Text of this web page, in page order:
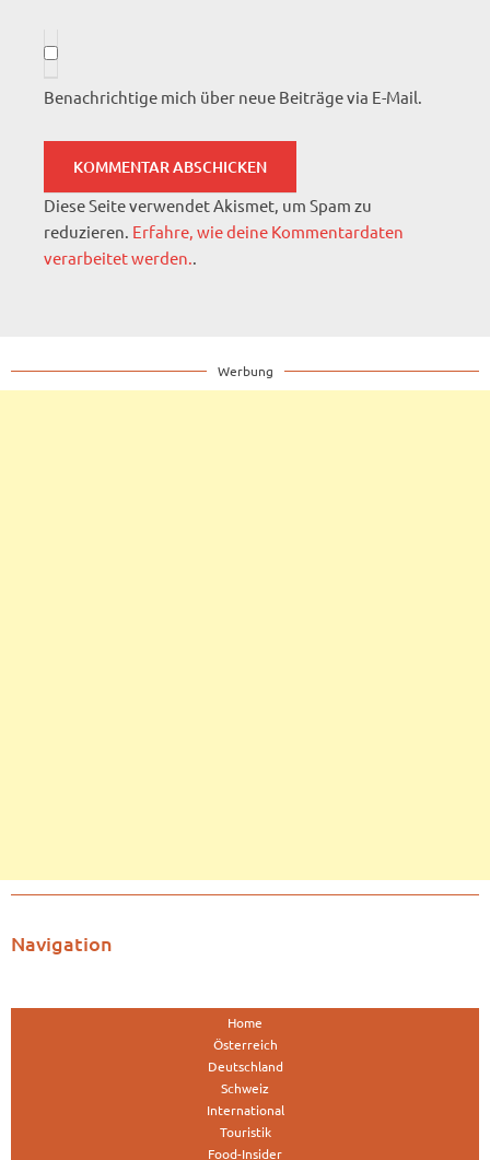
Benachrichtige mich über neue Beiträge via E-Mail.
Diese Seite verwendet Akismet, um Spam zu
reduzieren. Erfahre, wie deine Kommentardaten
verarbeitet werden..
Werbung
Navigation
Home
Österreich
Deutschland
Schweiz
International
Touristik
Food-Insider